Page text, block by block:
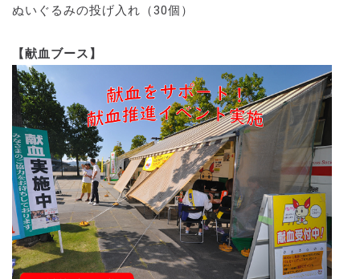
ぬいぐるみの投げ入れ（30個）
【献血ブース】